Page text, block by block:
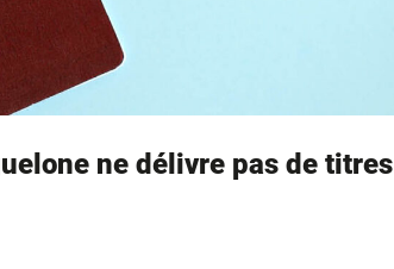
ne délivre pas de titres